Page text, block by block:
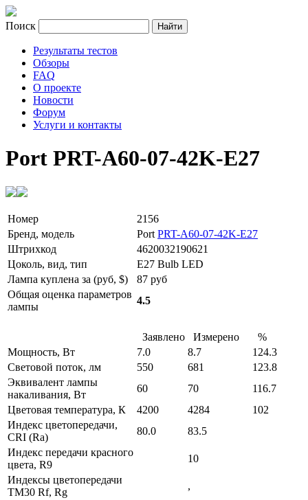
Поиск
Результаты тестов
Обзоры
FAQ
О проекте
Новости
Форум
Услуги и контакты
Port PRT-A60-07-42K-E27
Номер
2156
Бренд, модель
Port PRT-A60-07-42K-E27
Штрихкод
4620032190621
Цоколь, вид, тип
E27 Bulb LED
Лампа куплена за (руб, $)
87 руб
Общая оценка параметров
лампы
4.5
Заявлено Измерено
%
Мощность, Вт
7.0 8.7
124.3
Световой поток, лм
550 681
123.8
Эквивалент лампы
накаливания, Вт
60 70
116.7
Цветовая температура, К
4200 4284
102
Индекс цветопередачи,
CRI (Ra)
80.0
83.5
Индекс передачи красного
цвета, R9
10
Индексы цветопередачи
TM30 Rf, Rg
,